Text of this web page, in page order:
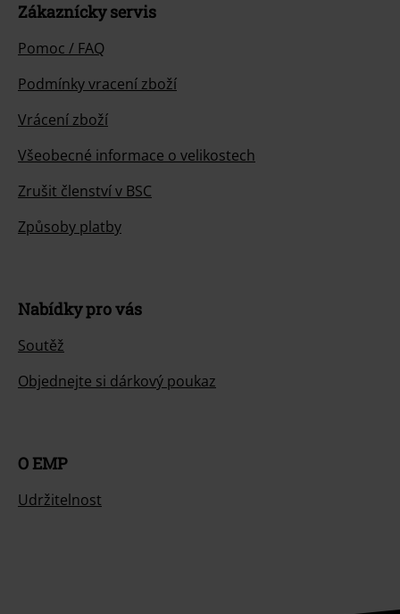
Zákaznícky servis
Pomoc / FAQ
Podmínky vracení zboží
Vrácení zboží
Všeobecné informace o velikostech
Zrušit členství v BSC
Způsoby platby
Nabídky pro vás
Soutěž
Objednejte si dárkový poukaz
O EMP
Udržitelnost